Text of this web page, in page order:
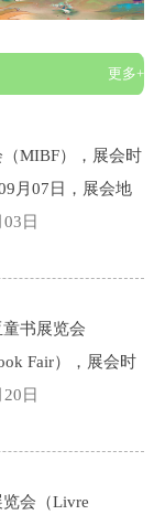
更多+
MIBF），展会时
月07日，展会地
Mira,
日
书展览会
Fair），展会时
月03日，展会地
日
会（Livre